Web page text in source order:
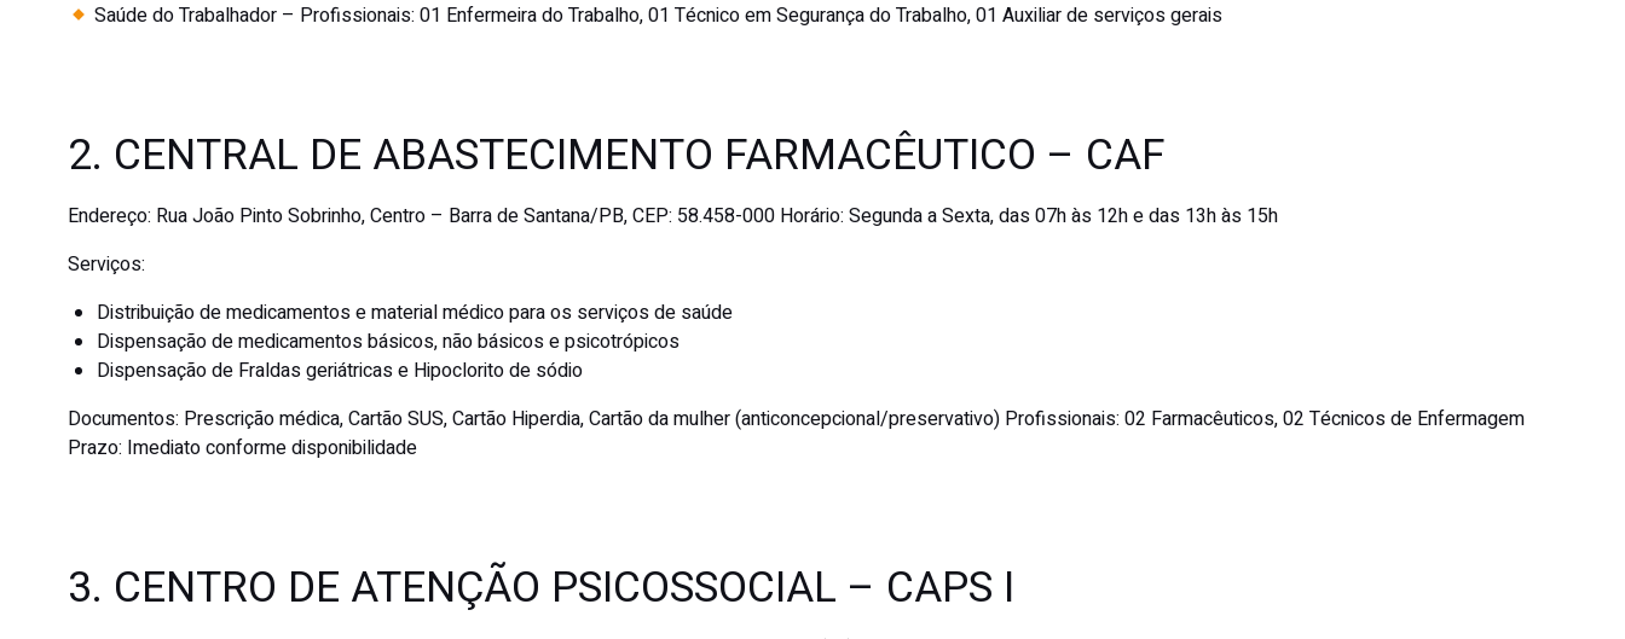
Saúde do Trabalhador – Profissionais: 01 Enfermeira do Trabalho, 01 Técnico em Segurança do Trabalho, 01 Auxiliar de serviços gerais
2. CENTRAL DE ABASTECIMENTO FARMACÊUTICO – CAF
Endereço: Rua João Pinto Sobrinho, Centro – Barra de Santana/PB, CEP: 58.458-000 Horário: Segunda a Sexta, das 07h às 12h e das 13h às 15h
Serviços:
Distribuição de medicamentos e material médico para os serviços de saúde
Dispensação de medicamentos básicos, não básicos e psicotrópicos
Dispensação de Fraldas geriátricas e Hipoclorito de sódio
Documentos: Prescrição médica, Cartão SUS, Cartão Hiperdia, Cartão da mulher (anticoncepcional/preservativo) Profissionais: 02 Farmacêuticos, 02 Técnicos de Enfermagem
Prazo: Imediato conforme disponibilidade
3. CENTRO DE ATENÇÃO PSICOSSOCIAL – CAPS I